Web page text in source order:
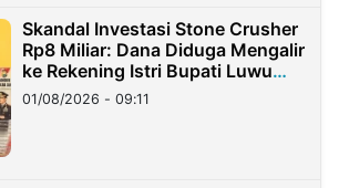
Skandal Investasi Stone Crusher
Rp8 Miliar: Dana Diduga Mengalir
ke Rekening Istri Bupati Luwu
Timur
01/08/2026 - 09:11